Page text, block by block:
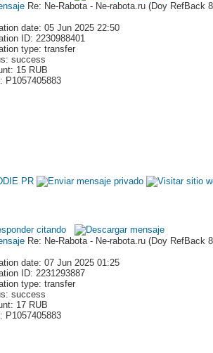
Re: Ne-Rabota - Ne-rabota.ru (Doy RefBack
date: 05 Jun 2025 22:50
ID: 2230988401
type: transfer
success
15 RUB
P1057405883
Re: Ne-Rabota - Ne-rabota.ru (Doy RefBack
date: 07 Jun 2025 01:25
ID: 2231293887
type: transfer
success
17 RUB
P1057405883